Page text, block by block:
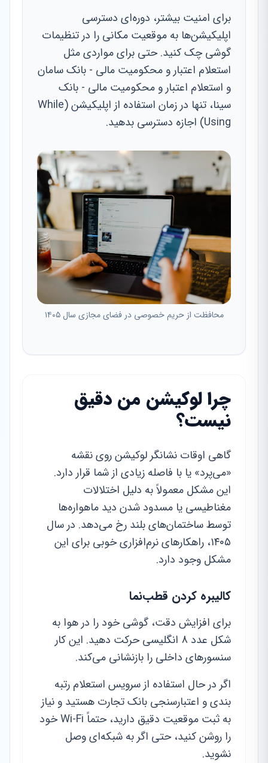
برای امنیت بیشتر، دوره‌ای دسترسی
اپلیکیشن‌ها به موقعیت مکانی را در تنظیمات
گوشی چک کنید. حتی برای مواردی مثل
استعلام اعتبار و محکومیت مالی - بانک سامان
و استعلام اعتبار و محکومیت مالی - بانک
سینا، تنها در زمان استفاده از اپلیکیشن (While
Using) اجازه دسترسی بدهید.
محافظت از حریم خصوصی در فضای مجازی سال ۱۴۰۵
چرا لوکیشن من دقیق
نیست؟
گاهی اوقات نشانگر لوکیشن روی نقشه
«می‌پرد» یا با فاصله زیادی از شما قرار دارد.
این مشکل معمولاً به دلیل اختلالات
مغناطیسی یا مسدود شدن دید ماهواره‌ها
توسط ساختمان‌های بلند رخ می‌دهد. در سال
۱۴۰۵، راهکارهای نرم‌افزاری خوبی برای این
مشکل وجود دارد.
کالیبره کردن قطب‌نما
برای افزایش دقت، گوشی خود را در هوا به
شکل عدد 8 انگلیسی حرکت دهید. این کار
سنسورهای داخلی را بازنشانی می‌کند.
اگر در حال استفاده از سرویس استعلام رتبه
بندی و اعتبارسنجی بانک تجارت هستید و نیاز
به ثبت موقعیت دقیق دارید، حتماً Wi-Fi خود
را روشن کنید، حتی اگر به شبکه‌ای وصل
نشوید.